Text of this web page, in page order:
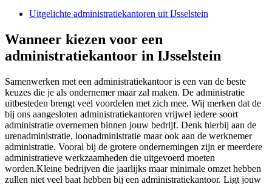
Uitgelichte administratiekantoren uit IJsselstein
Wanneer kiezen voor een
administratiekantoor in IJsselstein
Samenwerken met een administratiekantoor is een van de beste
keuzes die je als ondernemer maar zal maken. De administratie
uitbesteden brengt veel voordelen met zich mee. Wij merken dat de
bij ons aangesloten administratiekantoren vrijwel iedere soort
administratie overnemen binnen jouw bedrijf. Denk hierbij aan de
urenadministratie, loonadministratie maar ook aan de werknemer
administratie. Vooral bij de grotere ondernemingen zijn er meerdere
administratieve werkzaamheden die uitgevoerd moeten
worden.Kleine bedrijven die jaarlijks maar minimale omzet hebben
zullen niet veel baat hebben bij een administratiekantoor. Ligt jouw